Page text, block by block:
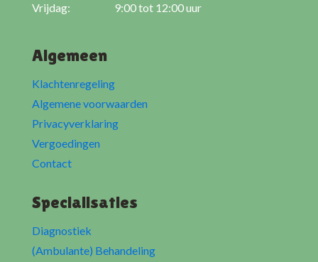
Vrijdag:
9:00 tot 12:00 uur
Algemeen
Klachtenregeling
Algemene voorwaarden
Privacyverklaring
Vergoedingen
Contact
Specialisaties
Diagnostiek
(Ambulante) Behandeling